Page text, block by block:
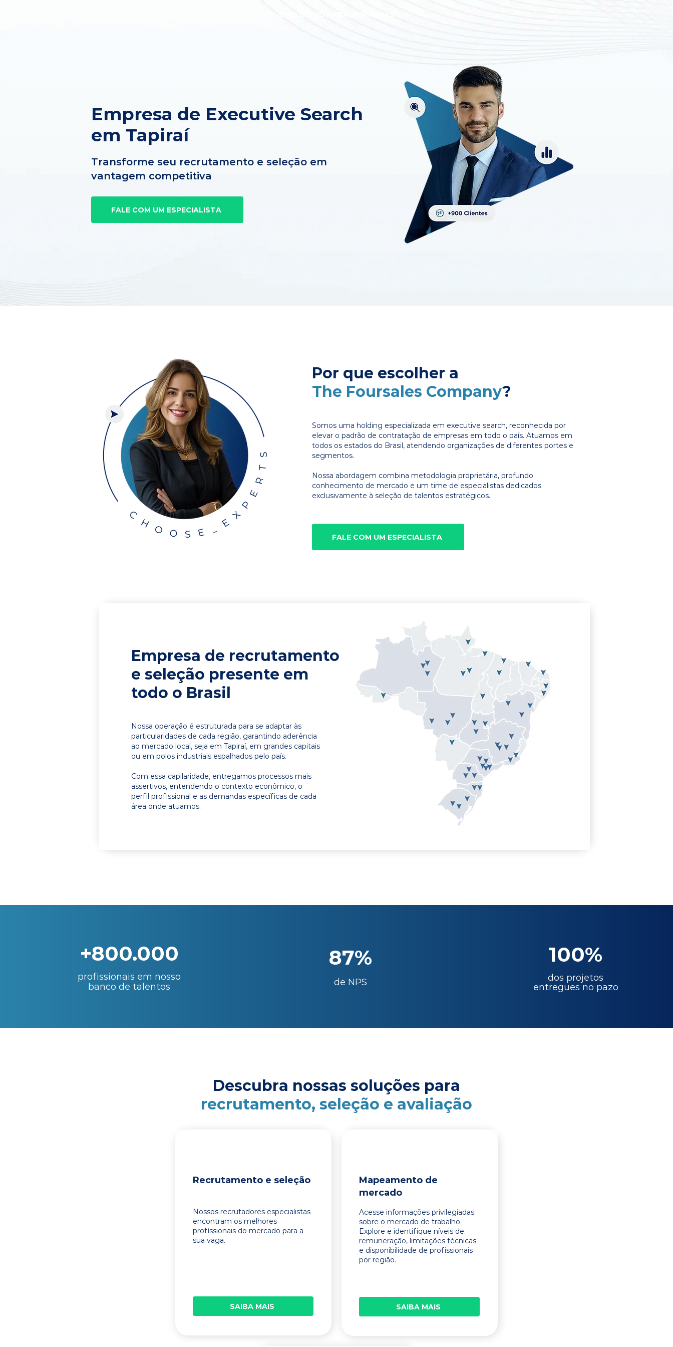
Empresa de Executive Search
em Tapiraí
Transforme seu recrutamento e seleção em
vantagem competitiva
FALE COM UM ESPECIALISTA
Por que escolher a
The Foursales Company?
Somos uma holding especializada em executive search, reconhecida por
elevar o padrão de contratação de empresas em todo o país. Atuamos em
todos os estados do Brasil, atendendo organizações de diferentes portes e
segmentos.
Nossa abordagem combina metodologia proprietária, profundo
conhecimento de mercado e um time de especialistas dedicados
exclusivamente à seleção de talentos estratégicos.
FALE COM UM ESPECIALISTA
Empresa de recrutamento
e seleção presente em
todo o Brasil
Nossa operação é estruturada para se adaptar às
particularidades de cada região, garantindo aderência
ao mercado local, seja em Tapiraí, em grandes capitais
ou em polos industriais espalhados pelo país.
Com essa capilaridade, entregamos processos mais
assertivos, entendendo o contexto econômico, o
perfil profissional e as demandas específicas de cada
área onde atuamos.
+800.000
profissionais em nosso
banco de talentos
87%
de NPS
100%
dos projetos
entregues no pazo
Descubra nossas soluções para
recrutamento, seleção e avaliação
Recrutamento e seleção
Nossos recrutadores especialistas
encontram os melhores
profissionais do mercado para a
sua vaga.
SAIBA MAIS
Mapeamento de
mercado
Acesse informações privilegiadas
sobre o mercado de trabalho.
Explore e identifique níveis de
remuneração, limitações técnicas
e disponibilidade de profissionais
por região.
SAIBA MAIS